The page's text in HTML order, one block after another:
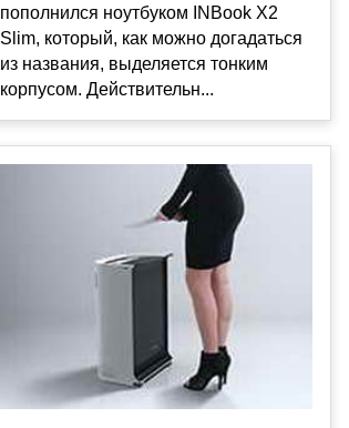
пополнился ноутбуком INBook X2
Slim, который, как можно догадаться
из названия, выделяется тонким
корпусом. Действительн...